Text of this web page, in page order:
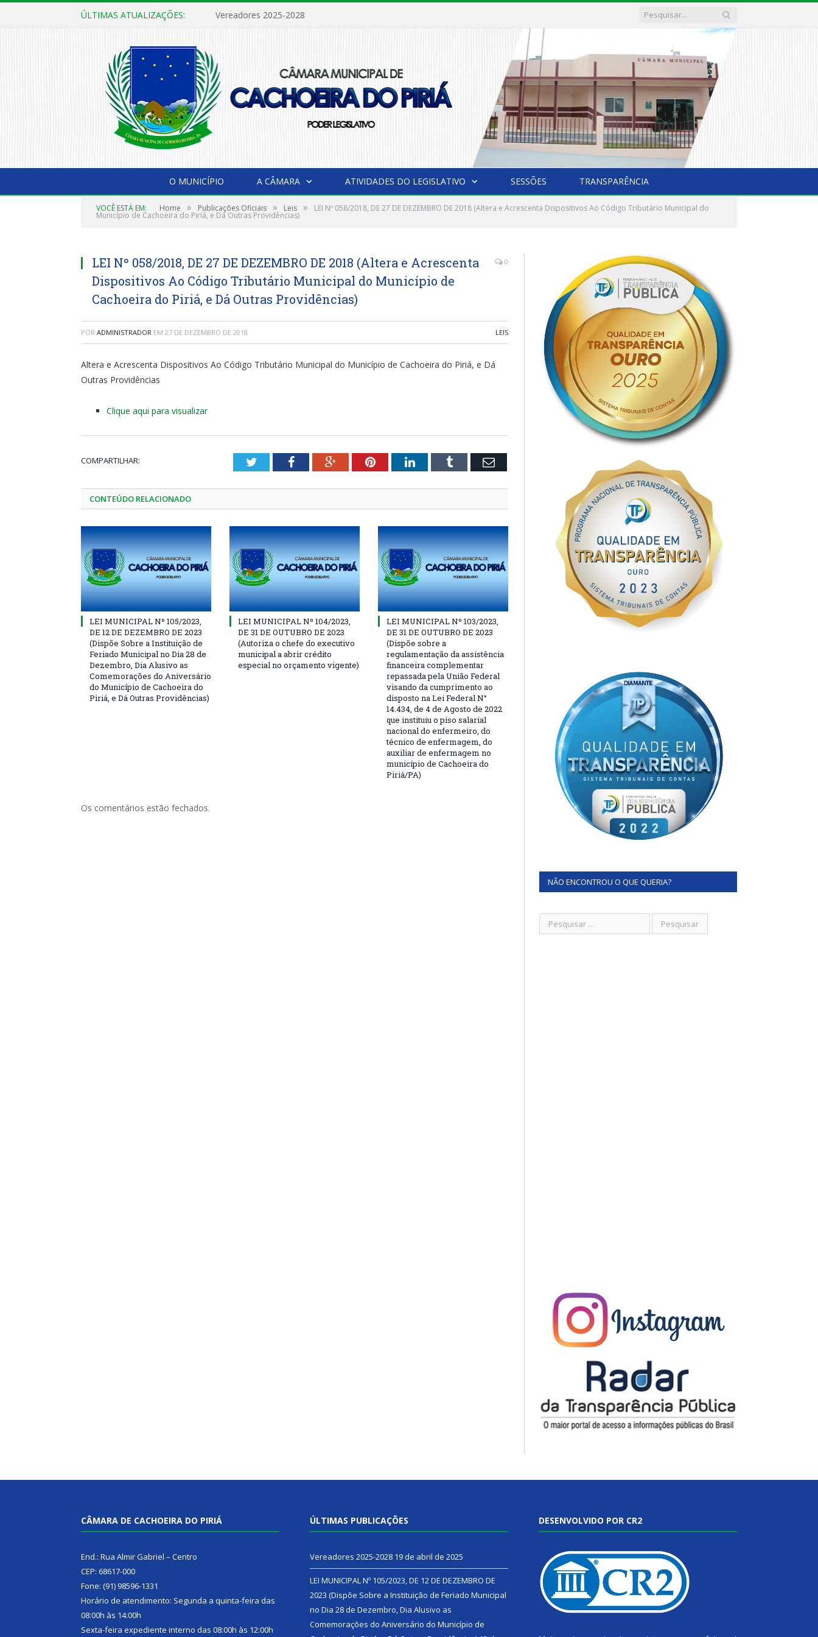
ÚLTIMAS ATUALIZAÇÕES: Vereadores 2025-2028
O MUNICÍPIO A CÂMARA ATIVIDADES DO LEGISLATIVO SESSÕES TRANSPARÊNCIA
VOCÊ ESTÁ EM: Home » Publicações Oficiais » Leis » LEI Nº 058/2018, DE 27 DE DEZEMBRO DE 2018 (Altera e Acrescenta Dispositivos Ao Código Tributário Municipal do
Município de Cachoeira do Piriá, e Dá Outras Providências)
LEI Nº 058/2018, DE 27 DE DEZEMBRO DE 2018 (Altera e Acrescenta
Dispositivos Ao Código Tributário Municipal do Município de
Cachoeira do Piriá, e Dá Outras Providências)
0
POR ADMINISTRADOR EM 27 DE DEZEMBRO DE 2018 LEIS
Altera e Acrescenta Dispositivos Ao Código Tributário Municipal do Município de Cachoeira do Piriá, e Dá
Outras Providências
Clique aqui para visualizar
COMPARTILHAR: TwitterFacebookGoogle+PinterestLinkedInTumblr Email
CONTEÚDO RELACIONADO
LEI MUNICIPAL Nº 105/2023,
DE 12 DE DEZEMBRO DE 2023
(Dispõe Sobre a Instituição de
Feriado Municipal no Dia 28 de
Dezembro, Dia Alusivo as
Comemorações do Aniversário
do Município de Cachoeira do
Piriá, e Dá Outras Providências)
LEI MUNICIPAL Nº 104/2023,
DE 31 DE OUTUBRO DE 2023
(Autoriza o chefe do executivo
municipal a abrir crédito
especial no orçamento vigente)
LEI MUNICIPAL Nº 103/2023,
DE 31 DE OUTUBRO DE 2023
(Dispõe sobre a
regulamentação da assistência
financeira complementar
repassada pela União Federal
visando da cumprimento ao
disposto na Lei Federal N°
14.434, de 4 de Agosto de 2022
que instituiu o piso salarial
nacional do enfermeiro, do
técnico de enfermagem, do
auxiliar de enfermagem no
município de Cachoeira do
Piriá/PA)
Os comentários estão fechados.
NÃO ENCONTROU O QUE QUERIA?
CÂMARA DE CACHOEIRA DO PIRIÁ
End.: Rua Almir Gabriel – Centro
CEP: 68617-000
Fone: (91) 98596-1331
Horário de atendimento: Segunda a quinta-feira das
08:00h às 14:00h
Sexta-feira expediente interno das 08:00h às 12:00h
ÚLTIMAS PUBLICAÇÕES
Vereadores 2025-2028 19 de abril de 2025
LEI MUNICIPAL Nº 105/2023, DE 12 DE DEZEMBRO DE
2023 (Dispõe Sobre a Instituição de Feriado Municipal
no Dia 28 de Dezembro, Dia Alusivo as
Comemorações do Aniversário do Município de
DESENVOLVIDO POR CR2